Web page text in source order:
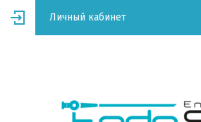
Личный кабинет